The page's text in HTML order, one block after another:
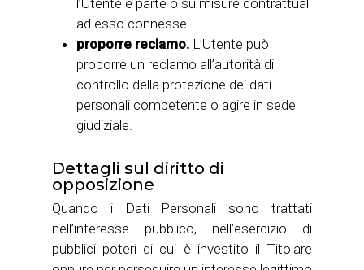
l’Utente è parte o su misure contrattuali
ad esso connesse.
proporre reclamo. L’Utente può
proporre un reclamo all’autorità di
controllo della protezione dei dati
personali competente o agire in sede
giudiziale.
Dettagli sul diritto di
opposizione
Quando i Dati Personali sono trattati
nell’interesse pubblico, nell’esercizio di
pubblici poteri di cui è investito il Titolare